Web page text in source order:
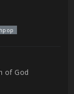
of God